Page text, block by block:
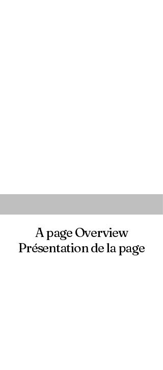
A page Overview
Présentation de la page